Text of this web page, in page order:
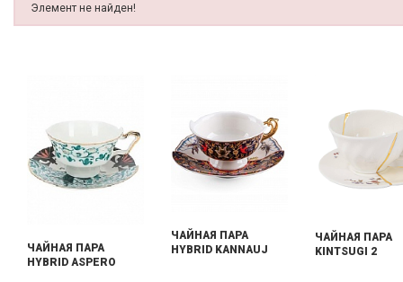
Элемент не найден!
ЧАЙНАЯ ПАРА
HYBRID ASPERO
ЧАЙНАЯ ПАРА
HYBRID KANNAUJ
ЧАЙНАЯ ПАРА
KINTSUGI 2